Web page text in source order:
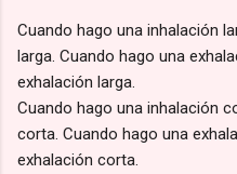
Cuando hago una inhalación
larga. Cuando hago una
exhalación larga.
Cuando hago una inhalación
corta. Cuando hago una
exhalación corta.